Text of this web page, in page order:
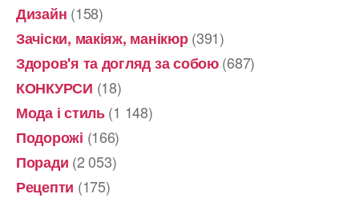
Дизайн (158)
Зачіски, макіяж, манікюр(391)
Здоров'я та догляд за собою(687)
КОНКУРСИ (18)
Мода і стиль(1 148)
Подорожі (166)
Поради (2 053)
Рецепти (175)